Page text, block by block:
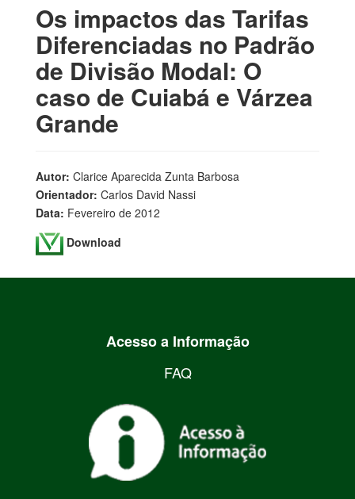
Os impactos das Tarifas
Diferenciadas no Padrão
de Divisão Modal: O
caso de Cuiabá e Várzea
Grande
Autor: Clarice Aparecida Zunta Barbosa
Orientador: Carlos David Nassi
Data: Fevereiro de 2012
Download
Acesso a Informação
FAQ